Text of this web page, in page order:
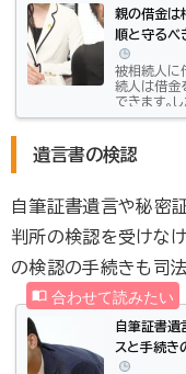
親の借金は
順と守るべ
被相続人に
続人は借金
できます。
てなくなる
は、あなた
続権が移る
の借金があ
遺言書の検認
自筆証書遺言や秘密
判所の検認を受けな
の検認の手続きも司
自筆証書遺
スと手続き